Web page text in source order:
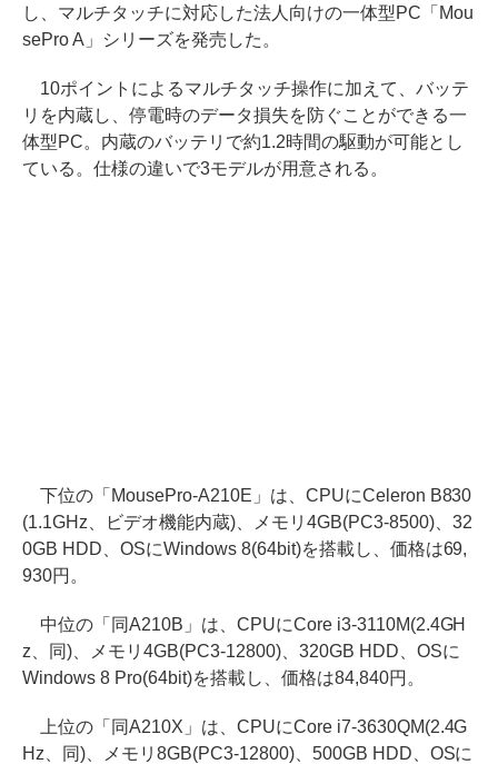
し、マルチタッチに対応した法人向けの一体型PC「Mou
sePro A」シリーズを発売した。
10ポイントによるマルチタッチ操作に加えて、バッテ
リを内蔵し、停電時のデータ損失を防ぐことができる一
体型PC。内蔵のバッテリで約1.2時間の駆動が可能とし
ている。仕様の違いで3モデルが用意される。
下位の「MousePro-A210E」は、CPUにCeleron B830
(1.1GHz、ビデオ機能内蔵)、メモリ4GB(PC3-8500)、32
0GB HDD、OSにWindows 8(64bit)を搭載し、価格は69,
930円。
中位の「同A210B」は、CPUにCore i3-3110M(2.4GH
z、同)、メモリ4GB(PC3-12800)、320GB HDD、OSに
Windows 8 Pro(64bit)を搭載し、価格は84,840円。
上位の「同A210X」は、CPUにCore i7-3630QM(2.4G
Hz、同)、メモリ8GB(PC3-12800)、500GB HDD、OSに